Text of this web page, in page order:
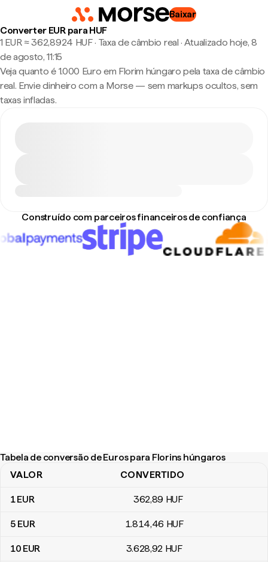
Baixar
Converter EUR para HUF
1 EUR ≈ 362,8924 HUF · Taxa de câmbio real · Atualizado hoje, 8
de agosto, 11:15
Veja quanto é 1.000 Euro em Florim húngaro pela taxa de câmbio
real. Envie dinheiro com a Morse — sem markups ocultos, sem
taxas infladas.
Construído com parceiros financeiros de confiança
Tabela de conversão de Euros para Florins húngaros
Tabela de conversão de Euros para Florins húngaros
VALOR CONVERTIDO
1EUR 362,89 HUF
5 EUR 1.814,46 HUF
10 EUR 3.628,92 HUF